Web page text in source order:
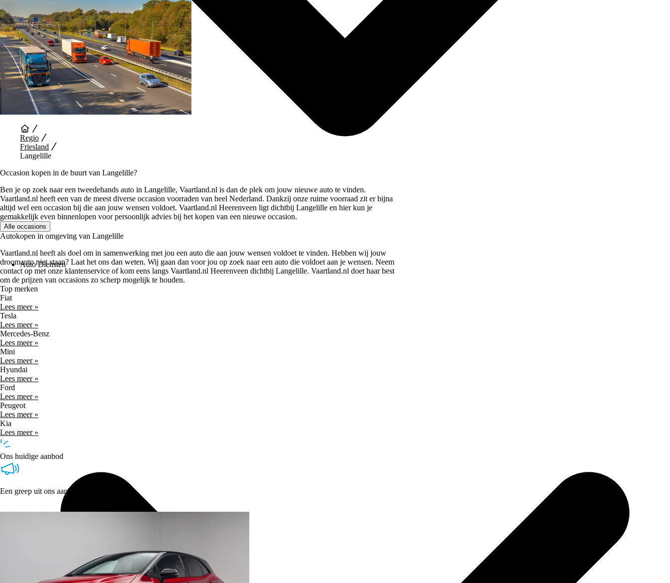
Auto Diensten
Regio
Friesland
Langelille
Occasion kopen in de buurt van Langelille?
Ben je op zoek naar een tweedehands auto in Langelille, Vaartland.nl is dan de plek om jouw nieuwe auto te vinden.
Vaartland.nl heeft een van de meest diverse occasion voorraden van heel Nederland. Dankzij onze ruime voorraad zit er bijna
altijd wel een occasion bij die aan jouw wensen voldoet. Vaartland.nl Heerenveen ligt dichtbij Langelille en hier kun je
gemakkelijk even binnenlopen voor persoonlijk advies bij het kopen van een nieuwe occasion.
Alle occasions
Autokopen in omgeving van Langelille
Vaartland.nl heeft als doel om in samenwerking met jou een auto die aan jouw wensen voldoet te vinden. Hebben wij jouw
droomauto niet staan? Laat het ons dan weten. Wij gaan dan voor jou op zoek naar een auto die voldoet aan je wensen. Neem
contact op met onze klantenservice of kom eens langs Vaartland.nl Heerenveen dichtbij Langelille. Vaartland.nl doet haar best
om de prijzen van occasions zo scherp mogelijk te houden.
Top merken
Fiat
Lees meer »
Tesla
Lees meer »
Mercedes-Benz
Lees meer »
Mini
Lees meer »
Hyundai
Lees meer »
Ford
Lees meer »
Peugeot
Lees meer »
Kia
Lees meer »
Ons huidige aanbod
Een greep uit ons aanbod